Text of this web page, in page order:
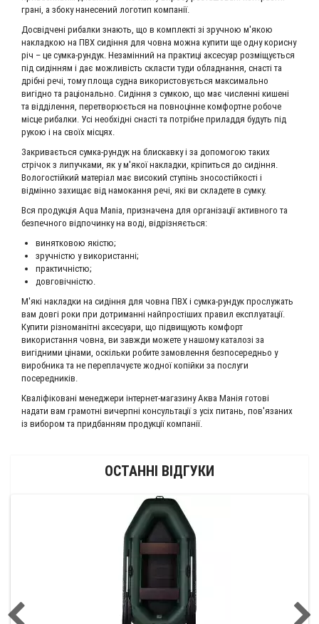
грані, а збоку нанесений логотип компанії.
Досвідчені рибалки знають, що в комплекті зі зручною м'якою
накладкою на ПВХ сидіння для човна можна купити ще одну корисну
річ – це сумка-рундук. Незамінний на практиці аксесуар розміщується
під сидінням і дає можливість скласти туди обладнання, снасті та
дрібні речі, тому площа судна використовується максимально
вигідно та раціонально. Сидіння з сумкою, що має численні кишені
та відділення, перетворюється на повноцінне комфортне робоче
місце рибалки. Усі необхідні снасті та потрібне приладдя будуть під
рукою і на своїх місцях.
Закривається сумка-рундук на блискавку і за допомогою таких
стрічок з липучками, як у м'якої накладки, кріпиться до сидіння.
Вологостійкий матеріал має високий ступінь зносостійкості і
відмінно захищає від намокання речі, які ви складете в сумку.
Вся продукція Aqua Mania, призначена для організації активного та
безпечного відпочинку на воді, відрізняється:
винятковою якістю;
зручністю у використанні;
практичністю;
довговічністю.
М'які накладки на сидіння для човна ПВХ і сумка-рундук прослужать
вам довгі роки при дотриманні найпростіших правил експлуатації.
Купити різноманітні аксесуари, що підвищують комфорт
використання човна, ви завжди можете у нашому каталозі за
вигідними цінами, оскільки робите замовлення безпосередньо у
виробника та не переплачуєте жодної копійки за послуги
посередників.
Кваліфіковані менеджери інтернет-магазину Аква Манія готові
надати вам грамотні вичерпні консультації з усіх питань, пов'язаних
із вибором та придбанням продукції компанії.
ОСТАННІ ВІДГУКИ